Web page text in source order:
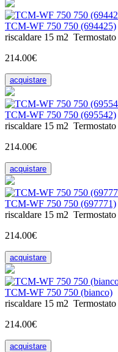
ТСМ-WF 750 750 (694425)
riscaldare 15 m2 Termostato
214.00€
acquistare
ТСМ-WF 750 750 (695542)
riscaldare 15 m2 Termostato
214.00€
acquistare
ТСМ-WF 750 750 (697771)
riscaldare 15 m2 Termostato
214.00€
acquistare
ТСМ-WF 750 750 (bianco)
riscaldare 15 m2 Termostato
214.00€
acquistare